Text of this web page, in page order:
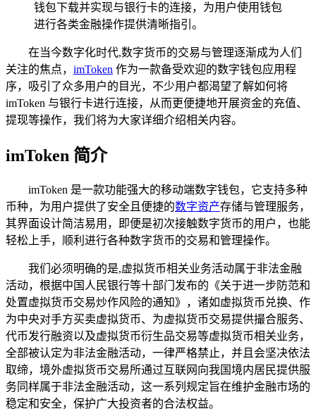
钱包下载并实现与银行卡的连接，为用户使用钱包
进行各类金融操作提供清晰指引。
在当今数字化时代,数字货币的交易与管理逐渐成为人们
关注的焦点， imToken 作为一款备受欢迎的数字钱包应用程
序，吸引了众多用户的目光，不少用户都渴望了解如何将
imToken 与银行卡进行连接，从而更便捷地开展资金的充值、
提现等操作，我们将为大家详细介绍相关内容。
imToken 简介
imToken 是一款功能强大的移动端数字钱包，它支持多种
币种，为用户提供了安全且便捷的数字资产存储与管理服务，
其界面设计简洁易用，即便是初次接触数字货币的用户，也能
轻松上手，顺利进行各种数字货币的交易和管理操作。
我们必须明确的是,虚拟货币相关业务活动属于非法金融
活动，根据中国人民银行等十部门发布的《关于进一步防范和
处置虚拟货币交易炒作风险的通知》，诸如虚拟货币兑换、作
为中央对手方买卖虚拟货币、为虚拟货币交易提供撮合服务、
代币发行融资以及虚拟货币衍生品交易等虚拟货币相关业务，
全部被认定为非法金融活动，一律严格禁止，并且会坚决依法
取缔，境外虚拟货币交易所通过互联网向我国境内居民提供服
务同样属于非法金融活动，这一系列规定旨在维护金融市场的
稳定和安全，保护广大投资者的合法权益。